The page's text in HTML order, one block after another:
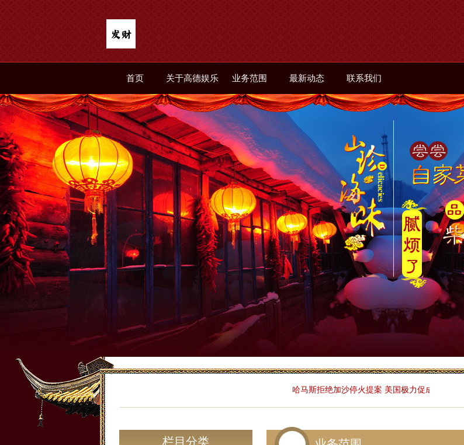
首页 关于高德娱乐 业务范围 最新动态 联系我们
哈马斯拒绝加沙停火提案 美国极力促成背后有何考量？
栏目分类